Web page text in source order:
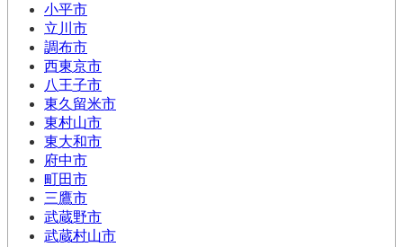
小平市
立川市
調布市
西東京市
八王子市
東久留米市
東村山市
東大和市
府中市
町田市
三鷹市
武蔵野市
武蔵村山市